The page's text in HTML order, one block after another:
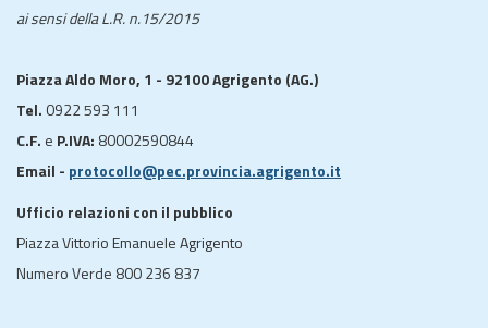
ai sensi della L.R. n.15/2015
Piazza Aldo Moro, 1 - 92100 Agrigento (AG.)
Tel. 0922 593 111
C.F. e P.IVA: 80002590844
Email - protocollo@pec.provincia.agrigento.it
Ufficio relazioni con il pubblico
Piazza Vittorio Emanuele Agrigento
Numero Verde 800 236 837